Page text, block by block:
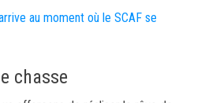
au moment où le SCAF se
chasse